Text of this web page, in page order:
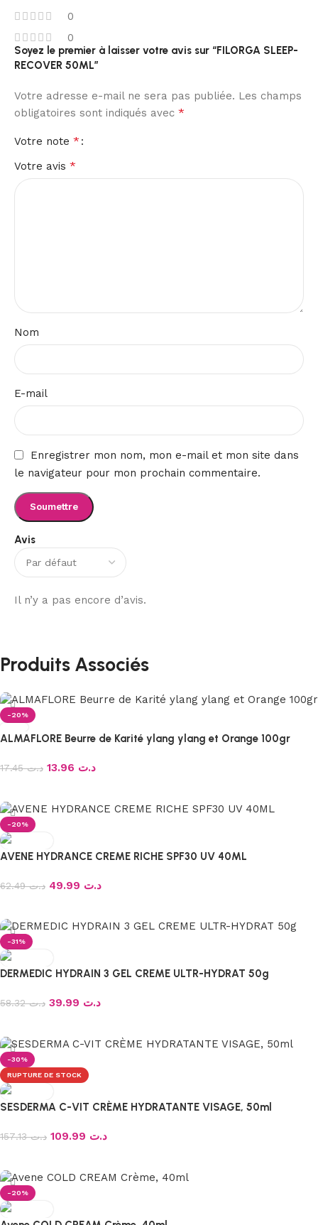
0
0
Avis
Il n’y a pas encore d’avis.
Soyez le premier à laisser votre avis sur “FILORGA SLEEP-
RECOVER 50ML”
Votre adresse e-mail ne sera pas publiée. Les champs
obligatoires sont indiqués avec *
Votre note *
Votre avis *
Nom
E-mail
Enregistrer mon nom, mon e-mail et mon site dans
le navigateur pour mon prochain commentaire.
Produits Associés
-20%
ALMAFLORE Beurre de Karité ylang ylang et Orange 100gr
د.ت17.45 د.ت
-20%
AVENE HYDRANCE CREME RICHE SPF30 UV 40ML
د.ت62.49 د.ت
-31%
DERMEDIC HYDRAIN 3 GEL CREME ULTR-HYDRAT 50g
د.ت58.32 د.ت
-30%
RUPTURE DE STOCK
SESDERMA C-VIT CRÈME HYDRATANTE VISAGE, 50ml
د.ت157.13 د.ت
-20%